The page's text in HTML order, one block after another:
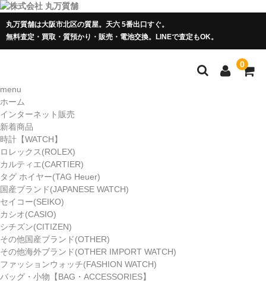
丸万質舗は大阪市北区の質屋。天六 5番出口すぐ。
無料査定・買取・質預かり・販売・電池交換。LINEで査定もOK。
0
menu
ホーム
インターネット販売
新着商品
時計【WATCH】
ロレックス(ROLEX)
カルティエ(CARTIER)
タグ ホイヤー(TAG Heuer)
国産ブランド(JAPANESE WATCH)
セイコー(SEIKO)
カシオ(CASIO)
シチズン(CITIZEN)
その他国産ブランド(OTHER)
その他海外ブランド(OTHER IMPORT WATCH)
ファッションウォッチ(FASHION WATCH)
バッグ・小物【BAG・ACCESSORIES】